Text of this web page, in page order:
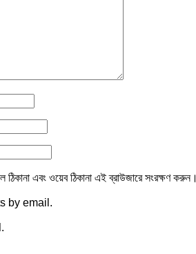
এবং ওয়েব ঠিকানা এই ব্রাউজারে সংরক্ষণ করুন।
by email.